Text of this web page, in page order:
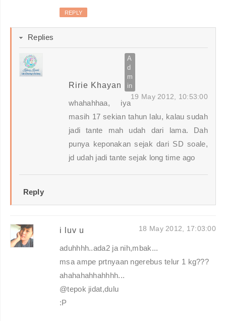
REPLY
Replies
Ririe Khayan
19 May 2012, 10:53:00
whahahhaa, iya
masih 17 sekian tahun lalu, kalau sudah
jadi tante mah udah dari lama. Dah
punya keponakan sejak dari SD soale,
jd udah jadi tante sejak long time ago
Reply
i luv u 18 May 2012, 17:03:00
aduhhhh..ada2 ja nih,mbak...
msa ampe prtnyaan ngerebus telur 1 kg???
ahahahahhahhhh...
@tepok jidat,dulu
:P